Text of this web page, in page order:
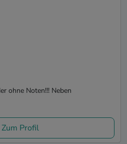
ohne Noten!!! Neben
Zum Profil